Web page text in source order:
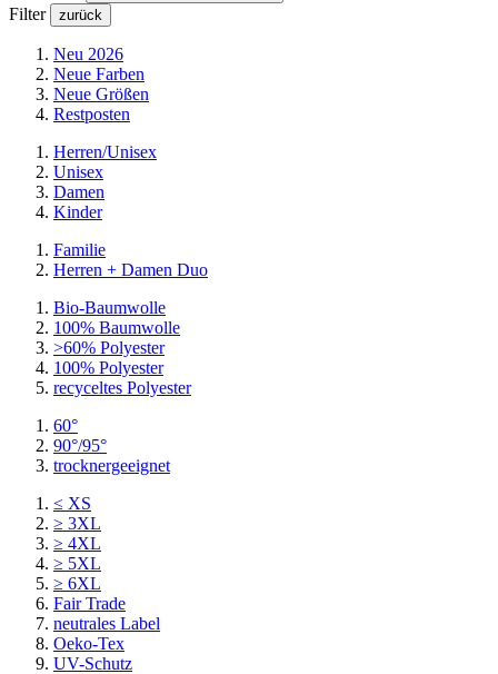
Filter zurück
Neu 2026
Neue Farben
Neue Größen
Restposten
Herren/Unisex
Unisex
Damen
Kinder
Familie
Herren + Damen Duo
Bio-Baumwolle
100% Baumwolle
>60% Polyester
100% Polyester
recyceltes Polyester
60°
90°/95°
trocknergeeignet
≤ XS
≥ 3XL
≥ 4XL
≥ 5XL
≥ 6XL
Fair Trade
neutrales Label
Oeko-Tex
UV-Schutz